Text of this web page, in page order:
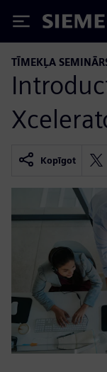
Siemens
TĪMEKĻA
Kopīgot